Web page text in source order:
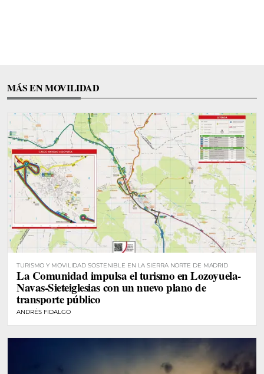
MÁS EN MOVILIDAD
TURISMO Y MOVILIDAD SOSTENIBLE EN LA SIERRA NORTE DE MADRID
La Comunidad impulsa el turismo en Lozoyuela-
Navas-Sieteiglesias con un nuevo plano de
transporte público
ANDRÉS FIDALGO